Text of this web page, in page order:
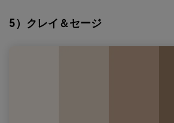
5）クレイ＆セージ